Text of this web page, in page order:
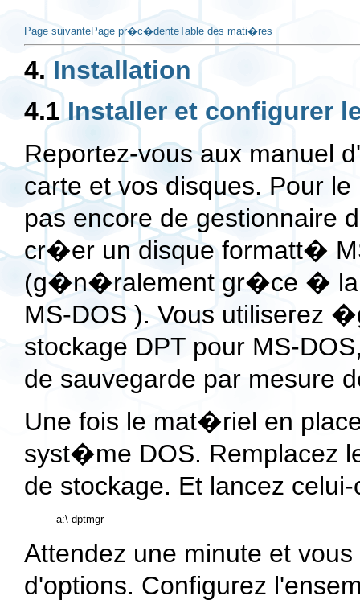
Page suivantePage pr�c�denteTable des mati�res
4. Installation
4.1 Installer et configurer
Reportez-vous aux manuel
carte et vos disques. Pour
pas encore de gestionnaire
cr�er un disque formatt�
(g�n�ralement gr�ce � la
MS-DOS ). Vous utiliserez
stockage DPT pour MS-
de sauvegarde par mesure
Une fois le mat�riel en
syst�me DOS. Remplacez
de stockage. Et lancez
Attendez une minute et
d'options. Configurez